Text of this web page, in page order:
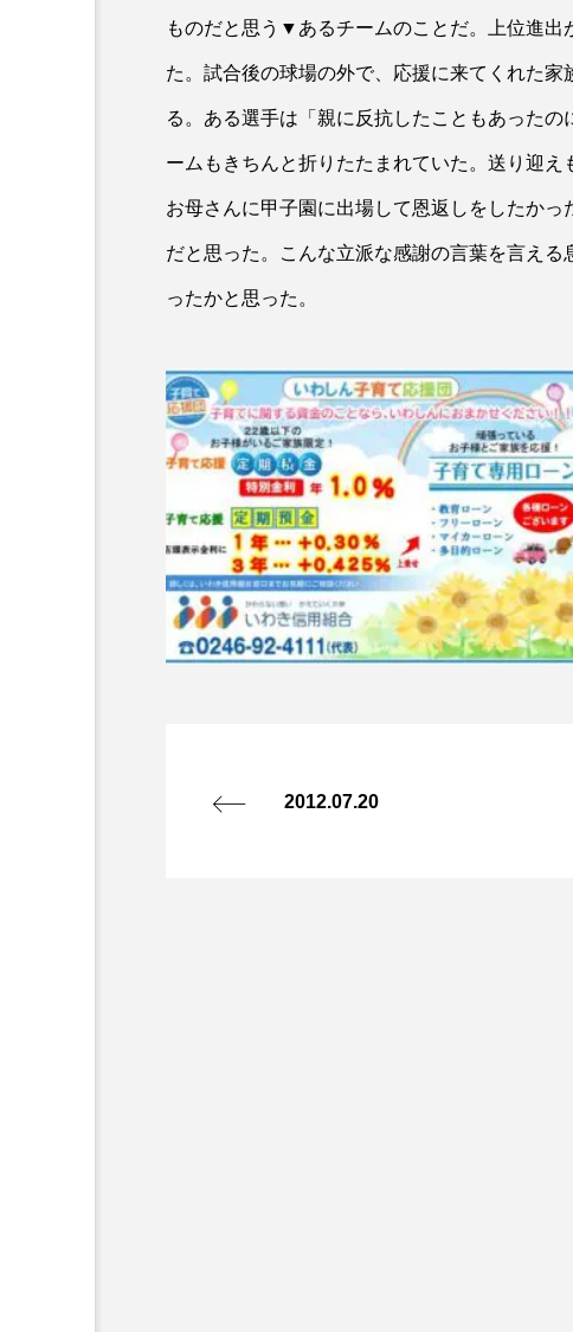
ものだと思う▼あるチームのことだ。上位進出
た。試合後の球場の外で、応援に来てくれた
る。ある選手は「親に反抗したこともあった
ームもきちんと折りたたまれていた。送り迎え
お母さんに甲子園に出場して恩返しをしたか
だと思った。こんな立派な感謝の言葉を言え
ったかと思った。
2012.07.20